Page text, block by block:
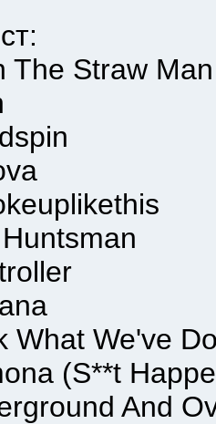
Straw Man
We've
(S**t
And